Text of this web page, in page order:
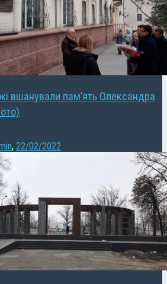
вшанували пам’ять Олександра
, 22/02/2022